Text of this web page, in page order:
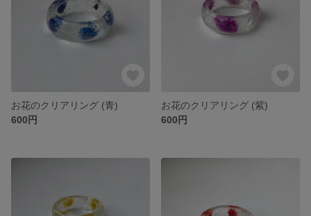
お花のクリアリング (青)
600円
お花のクリアリング (紫)
600円